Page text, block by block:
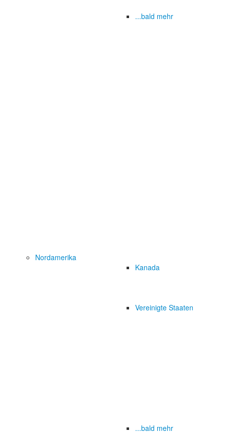
...bald mehr
Nordamerika
Kanada
Vereinigte Staaten
...bald mehr